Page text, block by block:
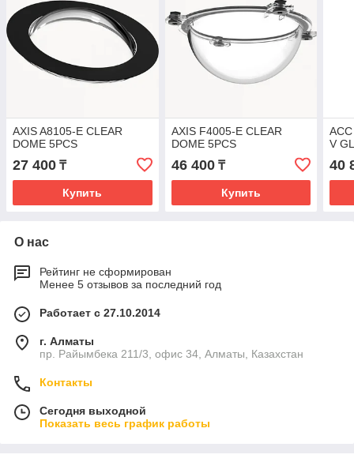
AXIS A8105-E CLEAR
DOME 5PCS
27 400 ₸
Купить
AXIS F4005-E CLEAR
DOME 5PCS
46 400₸
Купить
V
40
О нас
Рейтинг не сформирован
Менее 5 отзывов за последний год
Работает с 27.10.2014
г. Алматы
пр. Райымбека 211/3, офис 34, Алматы, Казахстан
Контакты
Сегодня выходной
Показать весь график работы